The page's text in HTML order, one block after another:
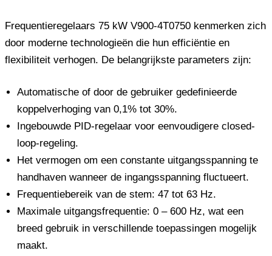
Frequentieregelaars 75 kW V900-4T0750 kenmerken zich
door moderne technologieën die hun efficiëntie en
flexibiliteit verhogen. De belangrijkste parameters zijn:
Automatische of door de gebruiker gedefinieerde
koppelverhoging van 0,1% tot 30%.
Ingebouwde PID-regelaar voor eenvoudigere closed-
loop-regeling.
Het vermogen om een ​​constante uitgangsspanning te
handhaven wanneer de ingangsspanning fluctueert.
Frequentiebereik van de stem: 47 tot 63 Hz.
Maximale uitgangsfrequentie: 0 – 600 Hz, wat een
breed gebruik in verschillende toepassingen mogelijk
maakt.